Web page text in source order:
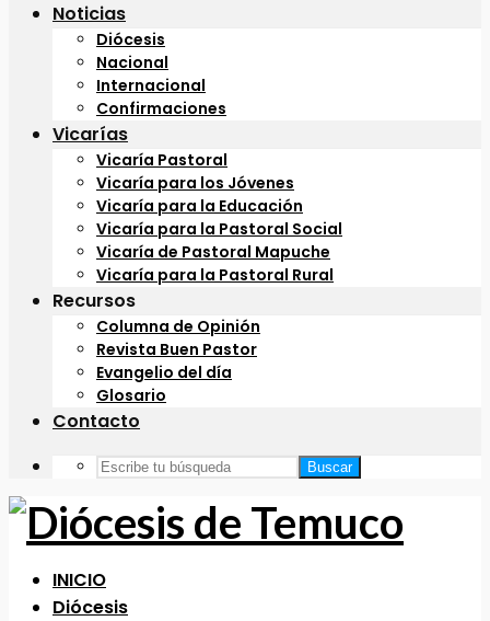
Noticias
Diócesis
Nacional
Internacional
Confirmaciones
Vicarías
Vicaría Pastoral
Vicaría para los Jóvenes
Vicaría para la Educación
Vicaría para la Pastoral Social
Vicaría de Pastoral Mapuche
Vicaría para la Pastoral Rural
Recursos
Columna de Opinión
Revista Buen Pastor
Evangelio del día
Glosario
Contacto
Buscar
INICIO
Diócesis